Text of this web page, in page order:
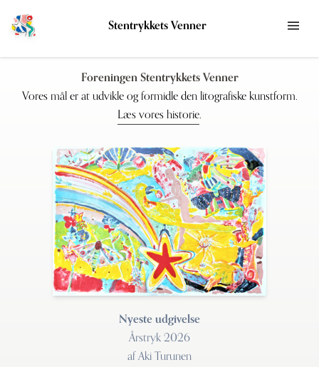
Stentrykkets Venner
Foreningen Stentrykkets Venner
Vores mål er at udvikle og formidle den litografiske kunstform.
Læs vores historie.
Nyeste udgivelse
Årstryk 2026
af Aki Turunen